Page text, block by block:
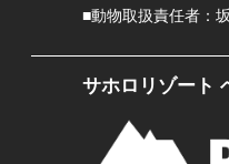
■動物取扱責任者：
サホロリゾート